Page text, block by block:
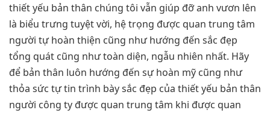
thiết yếu bản thân chúng tôi vẫn giúp đỡ anh vươn lên
là biểu trưng tuyệt vời, hệ trọng được quan trung tâm
người tự hoàn thiện cũng như hướng đến sắc đẹp
tổng quát cũng như toàn diện, ngẫu nhiên nhất. Hãy
để bản thân luôn hướng đến sự hoàn mỹ cũng như
thỏa sức tự tin trình bày sắc đẹp của thiết yếu bản thân
người công ty được quan trung tâm khi được quan